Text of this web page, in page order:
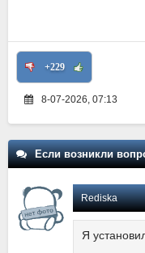
+229
8-07-2026, 07:13
Если возникли
Rediska
Я